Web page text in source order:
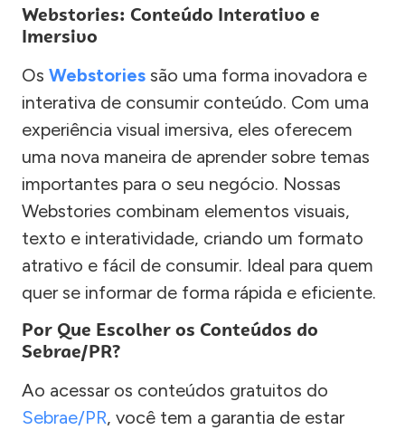
Webstories: Conteúdo Interativo e
Imersivo
Os Webstories são uma forma inovadora e
interativa de consumir conteúdo. Com uma
experiência visual imersiva, eles oferecem
uma nova maneira de aprender sobre temas
importantes para o seu negócio. Nossas
Webstories combinam elementos visuais,
texto e interatividade, criando um formato
atrativo e fácil de consumir. Ideal para quem
quer se informar de forma rápida e eficiente.
Por Que Escolher os Conteúdos do
Sebrae/PR?
Ao acessar os conteúdos gratuitos do
Sebrae/PR, você tem a garantia de estar